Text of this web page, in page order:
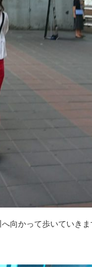
向かって歩いていきま